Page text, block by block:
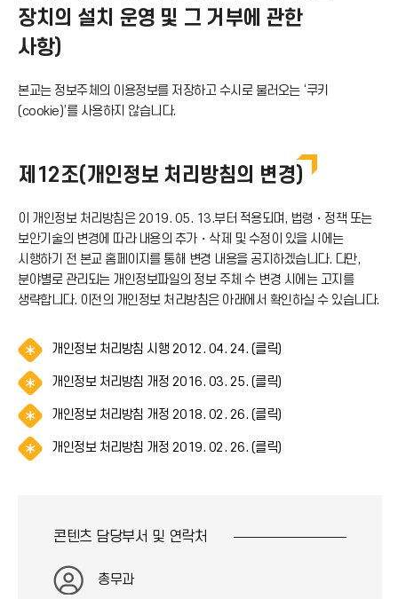
장치의 설치 운영 및 그 거부에 관한
사항)
본교는 정보주체의 이용정보를 저장하고 수시로 불러오는 ‘쿠키
(cookie)’를 사용하지 않습니다.
제12조(개인정보 처리방침의 변경)
이 개인정보 처리방침은 2019. 05. 13.부터 적용되며, 법령・정책 또는
보안기술의 변경에 따라 내용의 추가・삭제 및 수정이 있을 시에는
시행하기 전 본교 홈페이지를 통해 변경 내용을 공지하겠습니다. 다만,
분야별로 관리되는 개인정보파일의 정보 주체 수 변경 시에는 고지를
생략합니다. 이전의 개인정보 처리방침은 아래에서 확인하실 수 있습니다.
개인정보 처리방침 시행 2012. 04. 24. (클릭)알
(
아
이
개인정보 처리방침 개정 2016. 03. 25. (클릭)알
(
아
개인정보 처리방침 개정 2018. 02. 26. (클릭)알
(
개인정보 처리방침 개정 2019. 02. 26. (클릭)알
이
콘텐츠 담당부서 및 연락처
총무과